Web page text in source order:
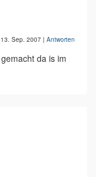
13. Sep. 2007 | Antworten
da is im